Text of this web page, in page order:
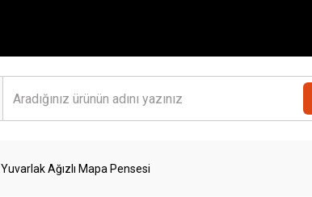
Yuvarlak Ağızlı Mapa Pensesi